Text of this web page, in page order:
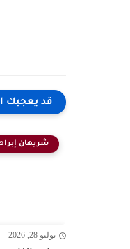
قد يعجبك
شريهان
يوليو 28, 2026